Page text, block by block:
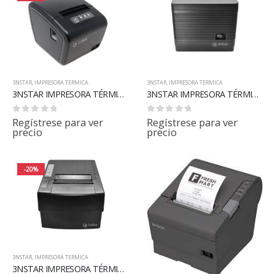
3NSTAR, IMPRESORA TERMICA
3NSTAR IMPRESORA TÉRMICA DIRECTA DE RECIBOS DE 80MM RPT006S
0out of 5
Regístrese para ver
precio
3NSTAR, IMPRESORA TERMICA
3NSTAR IMPRESORA TÉRMICA DIRECTA DE RECIBOS DE 80MM RPT008
0out of 5
Regístrese para ver
precio
-20%
3NSTAR, IMPRESORA TERMICA
3NSTAR IMPRESORA TÉRMICA DIRECTA DE RECIBOS DE 80MM RPT010